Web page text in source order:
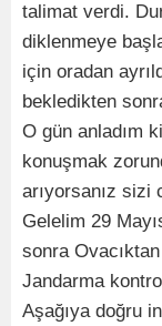
talimat verdi.
diklenmeye
için oradan
bekledikten
O gün anladım
konuşmak
arıyorsanız
Gelelim 29
sonra
Jandarma
Aşağıya doğru